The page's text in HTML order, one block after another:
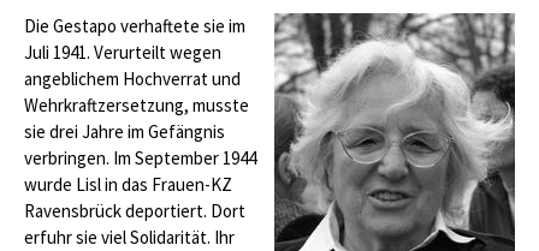
Die Gestapo verhaftete sie im
Juli 1941. Verurteilt wegen
angeblichem Hochverrat und
Wehrkraftzersetzung, musste
sie drei Jahre im Gefängnis
verbringen. Im September 1944
wurde Lisl in das Frauen-KZ
Ravensbrück deportiert. Dort
erfuhr sie viel Solidarität. Ihr